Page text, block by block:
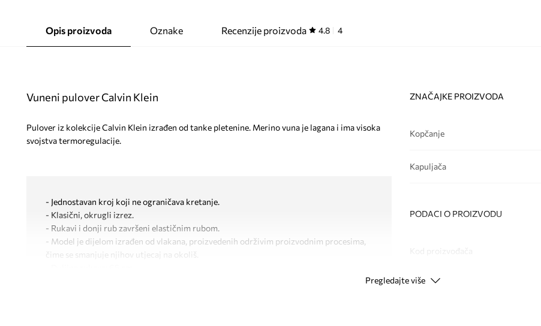
Opis proizvoda Oznake Recenzije proizvoda 4.8 4
Vuneni pulover Calvin Klein
Pulover iz kolekcije Calvin Klein izrađen od tanke pletenine. Merino vuna je lagana i ima visoka
svojstva termoregulacije.
- Jednostavan kroj koji ne ograničava kretanje.
- Klasični, okrugli izrez.
- Rukavi i donji rub završeni elastičnim rubom.
- Model je dijelom izrađen od vlakana, proizvedenih održivim proizvodnim procesima,
čime se smanjuje njihov utjecaj na okoliš.
ZNAČAJKE PROIZVODA
Kopčanje
Kapuljača
PODACI O PROIZVODU
Boja proizvođača
Pregledajte više